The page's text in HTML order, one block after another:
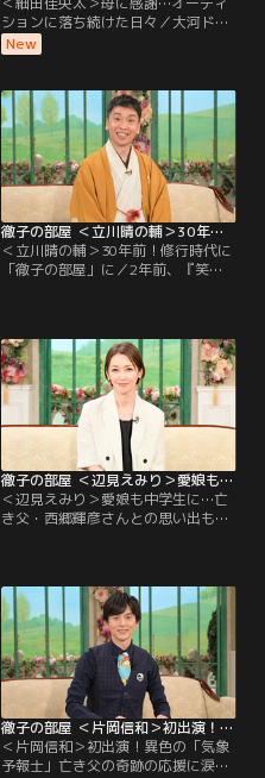
ションに落ち続けた日々／大河ドラ
マや朝ドラなど話題作に次々と出演
し、注目を集める若手実力派俳優の
ドラ「あんぱん」や大河ドラマ「ど
うする家康」への出演で話題を呼ん
だ細田さんだが、実は4歳で自ら
「テレビの中に入りたい」と言い芸
能界入りしたという。
New
徹子の部屋 ＜立川晴の輔＞30年前！修行時代に「徹子の部屋」に（2026/07/30放送分）
＜立川晴の輔＞30年前！修行時代に
「徹子の部屋」に／2年前、『笑
の落語に衝撃を受け、在学中の4年
間、毎月独演会に通った。卒業後、
弟子入りをしたが、その修行時代は
過酷。
徹子の部屋 ＜辺見えみり＞愛娘も中学生に…亡き父・西郷輝彦さんとの思い出も（2026/07/28放送分）
＜辺見えみり＞愛娘も中学生に…亡
き父・西郷輝彦さんとの思い出も／
記をプレゼントされ、それは今でも
大切に持っているという。 そんな娘
も今年中学に進み、母親思いの子に
育っているらしい。 一方、えみりさ
んが4歳の時に両親が離婚…。
徹子の部屋 ＜片岡信和＞初出演！異色の「気象予報士」亡き父の奇跡の応援に涙（2026/07/24放送分）
＜片岡信和＞初出演！異色の「気象
予報士」亡き父の奇跡の応援に涙／